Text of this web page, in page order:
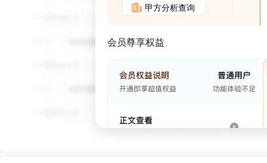
甲方分析查询
会员尊享权益